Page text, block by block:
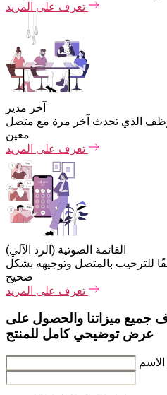
آخر مدير
الذي تحدث آخر مرة مع متصل
معين
القائمة الصوتية (الرد الآلي)
للترحيب بالمتصل وتوجيهه بشكل
صحيح
جميع ميزاتنا والحصول على
عرض توضيحي كامل للمنتج
الاسم